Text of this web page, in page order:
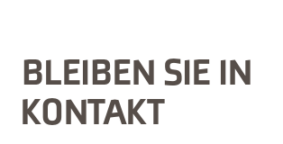
BLEIBEN SIE IN
KONTAKT